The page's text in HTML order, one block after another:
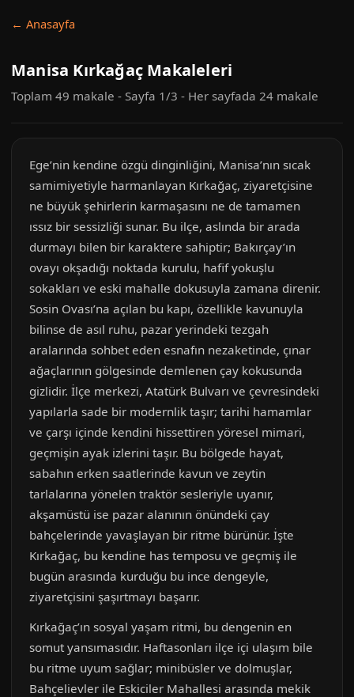
← Anasayfa
Manisa Kırkağaç Makaleleri
Toplam 49 makale - Sayfa 1/3 - Her sayfada 24 makale
Ege’nin kendine özgü dinginliğini, Manisa’nın sıcak
samimiyetiyle harmanlayan Kırkağaç, ziyaretçisine
ne büyük şehirlerin karmaşasını ne de tamamen
ıssız bir sessizliği sunar. Bu ilçe, aslında bir arada
durmayı bilen bir karaktere sahiptir; Bakırçay’ın
ovayı okşadığı noktada kurulu, hafif yokuşlu
sokakları ve eski mahalle dokusuyla zamana direnir.
Sosin Ovası’na açılan bu kapı, özellikle kavunuyla
bilinse de asıl ruhu, pazar yerindeki tezgah
aralarında sohbet eden esnafın nezaketinde, çınar
ağaçlarının gölgesinde demlenen çay kokusunda
gizlidir. İlçe merkezi, Atatürk Bulvarı ve çevresindeki
yapılarla sade bir modernlik taşır; tarihi hamamlar
ve çarşı içinde kendini hissettiren yöresel mimari,
geçmişin ayak izlerini taşır. Bu bölgede hayat,
sabahın erken saatlerinde kavun ve zeytin
tarlalarına yönelen traktör sesleriyle uyanır,
akşamüstü ise pazar alanının önündeki çay
bahçelerinde yavaşlayan bir ritme bürünür. İşte
Kırkağaç, bu kendine has temposu ve geçmiş ile
bugün arasında kurduğu bu ince dengeyle,
ziyaretçisini şaşırtmayı başarır.
Kırkağaç’ın sosyal yaşam ritmi, bu dengenin en
somut yansımasıdır. Haftasonları ilçe içi ulaşım bile
bu ritme uyum sağlar; minibüsler ve dolmuşlar,
Bahçelievler ile Eskiciler Mahallesi arasında mekik